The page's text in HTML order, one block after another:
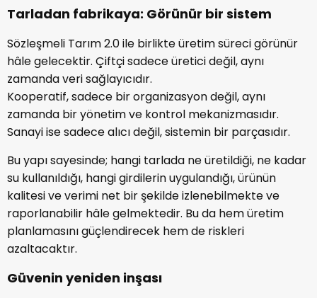
Tarladan fabrikaya: Görünür bir sistem
Sözleşmeli Tarım 2.0 ile birlikte üretim süreci görünür
hâle gelecektir. Çiftçi sadece üretici değil, aynı
zamanda veri sağlayıcıdır.
Kooperatif, sadece bir organizasyon değil, aynı
zamanda bir yönetim ve kontrol mekanizmasıdır.
Sanayi ise sadece alıcı değil, sistemin bir parçasıdır.
Bu yapı sayesinde; hangi tarlada ne üretildiği, ne kadar
su kullanıldığı, hangi girdilerin uygulandığı, ürünün
kalitesi ve verimi net bir şekilde izlenebilmekte ve
raporlanabilir hâle gelmektedir. Bu da hem üretim
planlamasını güçlendirecek hem de riskleri
azaltacaktır.
Güvenin yeniden inşası